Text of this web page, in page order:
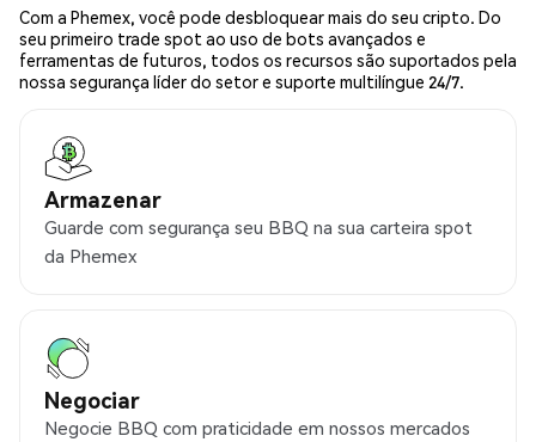
Com a Phemex, você pode desbloquear mais do seu cripto. Do
seu primeiro trade spot ao uso de bots avançados e
ferramentas de futuros, todos os recursos são suportados pela
nossa segurança líder do setor e suporte multilíngue 24/7.
Armazenar
Guarde com segurança seu BBQ na sua carteira spot
da Phemex
Negociar
Negocie BBQ com praticidade em nossos mercados